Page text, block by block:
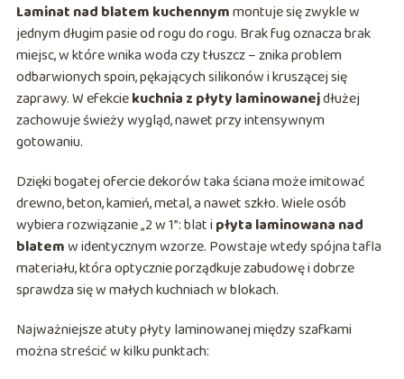
Laminat nad blatem kuchennymmontuje się zwykle w
jednym długim pasie od rogu do rogu. Brak fug oznacza brak
miejsc, w które wnika woda czy tłuszcz – znika problem
odbarwionych spoin, pękających silikonów i kruszącej się
zaprawy. W efekciekuchnia z płyty laminowanejdłużej
zachowuje świeży wygląd, nawet przy intensywnym
gotowaniu.
Dzięki bogatej ofercie dekorów taka ściana może imitować
drewno, beton, kamień, metal, a nawet szkło. Wiele osób
wybiera rozwiązanie „2 w 1”: blat i płyta laminowana nad
blatemw identycznym wzorze. Powstaje wtedy spójna tafla
materiału, która optycznie porządkuje zabudowę i dobrze
sprawdza się w małych kuchniach w blokach.
Najważniejsze atuty płyty laminowanej między szafkami
można streścić w kilku punktach: